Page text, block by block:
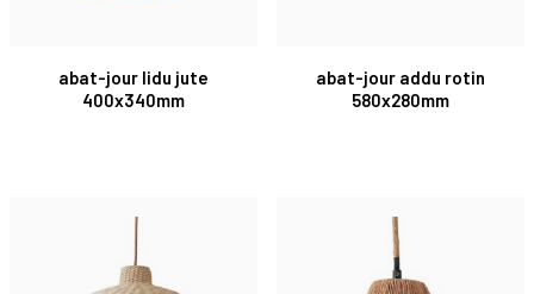
abat-jour lidu jute
400x340mm
abat-jour addu rotin
580x280mm